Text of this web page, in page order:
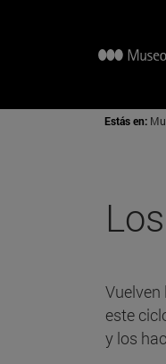
Estás en:
este
y los